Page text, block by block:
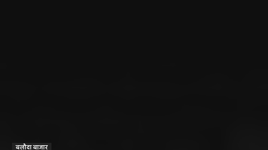
बलौदा बाजार